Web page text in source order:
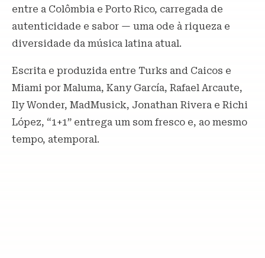
entre a Colômbia e Porto Rico, carregada de
autenticidade e sabor — uma ode à riqueza e
diversidade da música latina atual.
Escrita e produzida entre Turks and Caicos e
Miami por Maluma, Kany García, Rafael Arcaute,
Ily Wonder, MadMusick, Jonathan Rivera e Richi
López, “1+1” entrega um som fresco e, ao mesmo
tempo, atemporal.